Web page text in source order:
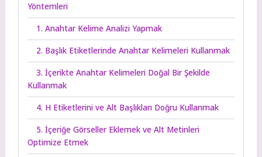
Yöntemleri
1. Anahtar Kelime Analizi Yapmak
2. Başlık Etiketlerinde Anahtar Kelimeleri Kullanmak
3. İçerikte Anahtar Kelimeleri Doğal Bir Şekilde
Kullanmak
4. H Etiketlerini ve Alt Başlıkları Doğru Kullanmak
5. İçeriğe Görseller Eklemek ve Alt Metinleri
Optimize Etmek